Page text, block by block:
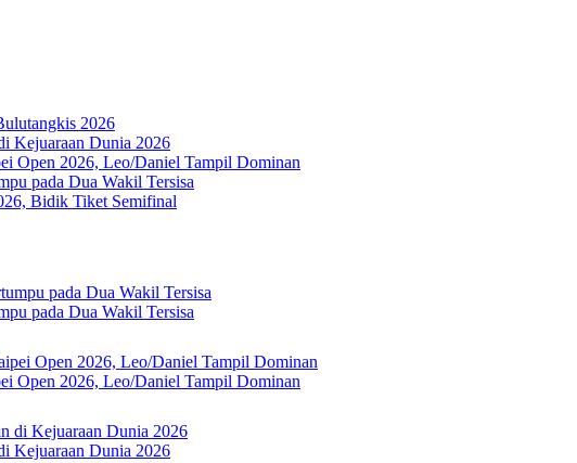
2026
Kejuaraan Dunia 2026
Open 2026, Leo/Daniel Tampil Dominan
pada Dua Wakil Tersisa
Bidik Tiket Semifinal
pada Dua Wakil Tersisa
Open 2026, Leo/Daniel Tampil Dominan
Kejuaraan Dunia 2026